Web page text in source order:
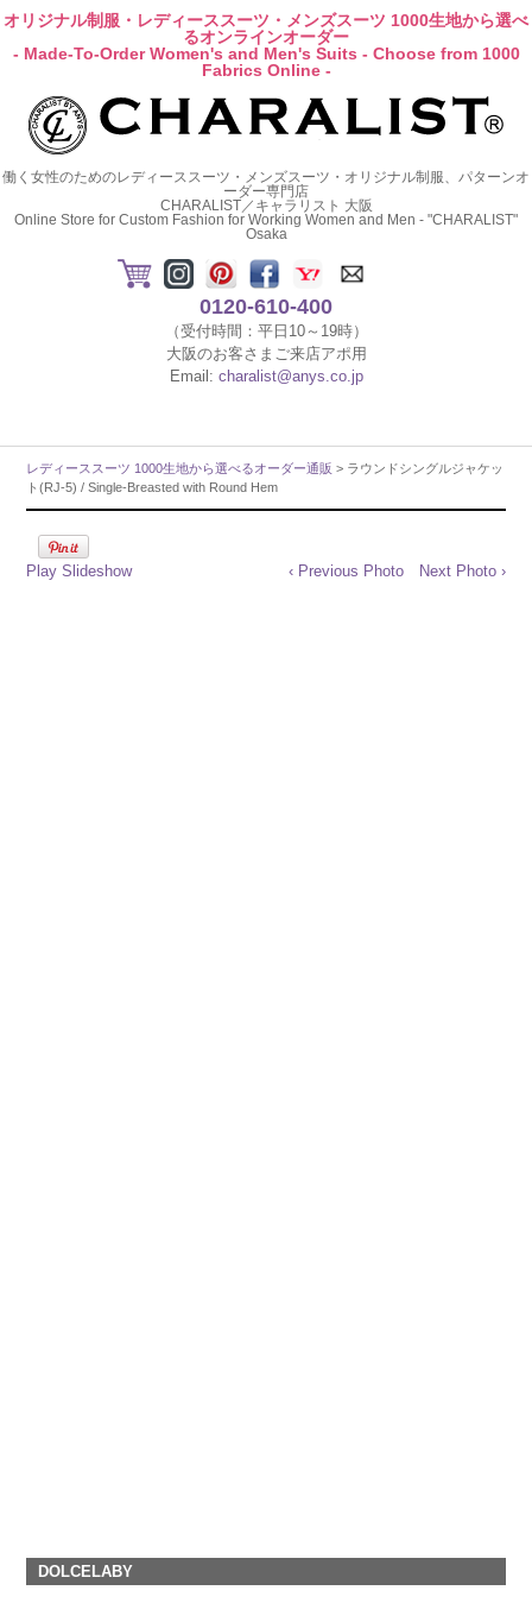
オリジナル制服・レディーススーツ・メンズスーツ 1000生地から選べ
るオンラインオーダー
- Made-To-Order Women's and Men's Suits - Choose from 1000
Fabrics Online -
働く女性のためのレディーススーツ・メンズスーツ・オリジナル制服、パターンオ
ーダー専門店
CHARALIST／キャラリスト 大阪
Online Store for Custom Fashion for Working Women and Men - "CHARALIST"
Osaka
0120-610-400
（受付時間：平日10～19時）
大阪のお客さまご来店アポ用
Email: charalist@anys.co.jp
レディーススーツ 1000生地から選べるオーダー通販 > ラウンドシングルジャケッ
ト(RJ-5) / Single-Breasted with Round Hem
Play Slideshow ‹ Previous Photo Next Photo ›
DOLCELABY